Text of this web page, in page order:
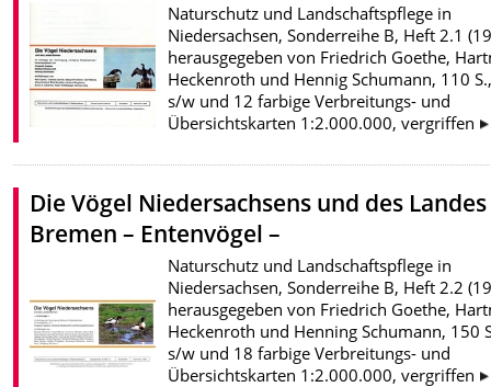
Naturschutz und Landschaftspflege in
Niedersachsen, Sonderreihe B, Heft 2.1
herausgegeben von Friedrich Goethe,
Heckenroth und Hennig Schumann, 110
s/w und 12 farbige Verbreitungs- und
Übersichtskarten 1:2.000.000, vergriffen
Die Vögel Niedersachsens und des Landes
Bremen – Entenvögel –
Naturschutz und Landschaftspflege in
Niedersachsen, Sonderreihe B, Heft 2.2
herausgegeben von Friedrich Goethe,
Heckenroth und Henning Schumann, 150
s/w und 18 farbige Verbreitungs- und
Übersichtskarten 1:2.000.000, vergriffen